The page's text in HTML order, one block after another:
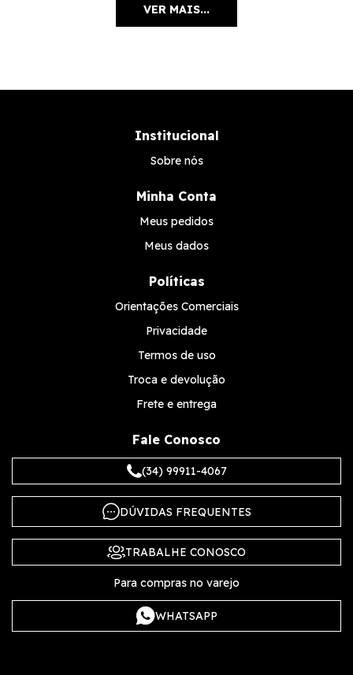
VER MAIS...
Institucional
Sobre nós
Minha Conta
Meus pedidos
Meus dados
Políticas
Orientações Comerciais
Privacidade
Termos de uso
Troca e devolução
Frete e entrega
Fale Conosco
(34) 99911-4067
DÚVIDAS FREQUENTES
TRABALHE CONOSCO
Para compras no varejo
WHATSAPP